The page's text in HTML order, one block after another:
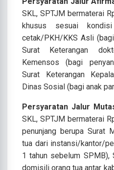
SKL, SPTJM bermaterai
khusus sesuai
cetak/PKH/KKS Asli
Surat Keterangan
Kemensos (bagi
Surat Keterangan
Dinas Sosial (bagi anak
Persyaratan Jalur
SKL, SPTJM bermaterai
penunjang berupa Surat
tua dari instansi/kantor/
1 tahun sebelum SPMB),
domisili orang tua antar